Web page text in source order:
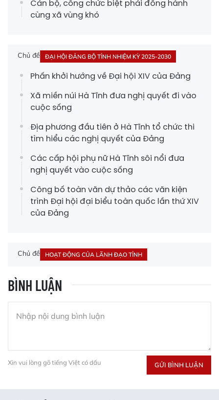
Cán bộ, công chức biệt phái đồng hành
cùng xã vùng khó
Chủ đề ĐẠI HỘI ĐẢNG BỘ TỈNH NHIỆM KỲ 2025-2030
Phấn khởi hướng về Đại hội XIV của Đảng
Xã miền núi Hà Tĩnh đưa nghị quyết đi vào
cuộc sống
Địa phương đầu tiên ở Hà Tĩnh tổ chức thi
tìm hiểu các nghị quyết của Đảng
Các cấp hội phụ nữ Hà Tĩnh sôi nổi đưa
nghị quyết vào cuộc sống
Công bố toàn văn dự thảo các văn kiện
trình Đại hội đại biểu toàn quốc lần thứ XIV
của Đảng
Chủ đề HOẠT ĐỘNG CỦA LÃNH ĐẠO TỈNH
BÌNH LUẬN
Xin vui lòng gõ tiếng Việt có dấu GỬI BÌNH LUẬN